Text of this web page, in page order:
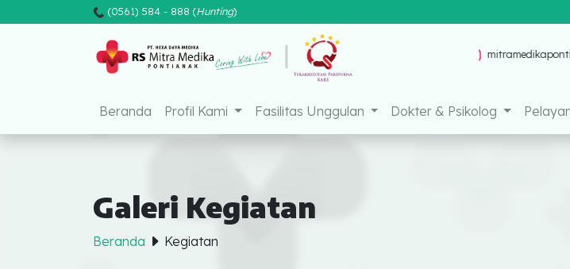
(0561) 584 - 888 (Hunting)
Mitra Medika Pontianak mitramedikapontianak
Beranda Profil Kami Fasilitas Unggulan Dokter & Psikolog
Galeri Kegiatan
Beranda Kegiatan